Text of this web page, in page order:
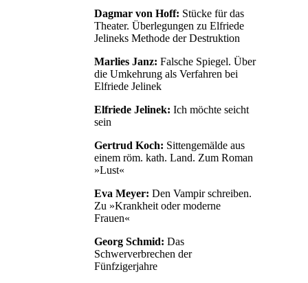
Dagmar von Hoff: Stücke für das
Theater. Überlegungen zu Elfriede
Jelineks Methode der Destruktion
Marlies Janz: Falsche Spiegel. Über
die Umkehrung als Verfahren bei
Elfriede Jelinek
Elfriede Jelinek: Ich möchte seicht
sein
Gertrud Koch: Sittengemälde aus
einem röm. kath. Land. Zum Roman
»Lust«
Eva Meyer: Den Vampir schreiben.
Zu »Krankheit oder moderne
Frauen«
Georg Schmid: Das
Schwerverbrechen der
Fünfzigerjahre